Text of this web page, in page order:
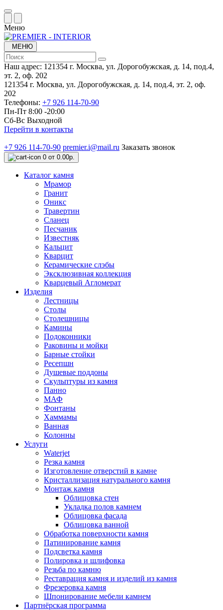
Меню
МЕНЮ
Наш адрес: 121354 г. Москва, ул. Дорогобужская, д. 14, под.4,
эт. 2, оф. 202
121354 г. Москва, ул. Дорогобужская, д. 14, под.4, эт. 2, оф.
202
Телефоны: +7 926 114-70-90
Пн-Пт 8:00 -20:00
Сб-Вс Выходной
Перейти в контакты
+7 926 114-70-90 premier.i@mail.ru Заказать звонок
0 от 0.00р.
Каталог камня
Мрамор
Гранит
Оникс
Травертин
Сланец
Песчаник
Известняк
Кальцит
Кварцит
Керамические слэбы
Эксклюзивная коллекция
Кварцевый Агломерат
Изделия
Лестницы
Столы
Столешницы
Камины
Подоконники
Раковины и мойки
Барные стойки
Ресепшн
Душевые поддоны
Скульптуры из камня
Панно
МАФ
Фонтаны
Хаммамы
Ванная
Колонны
Услуги
Waterjet
Резка камня
Изготовление отверстий в камне
Кристаллизация натурального камня
Монтаж камня
Облицовка стен
Укладка полов камнем
Облицовка фасада
Облицовка ванной
Обработка поверхности камня
Патинирование камня
Подсветка камня
Полировка и шлифовка
Резьба по камню
Реставрация камня и изделий из камня
Фрезеровка камня
Шпонирование мебели камнем
Партнёрская программа